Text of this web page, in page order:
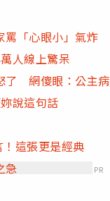
「心眼小」氣炸
人線上驚呆
了 網傻眼：公主病
說這句話
這張更是經典
急
PR